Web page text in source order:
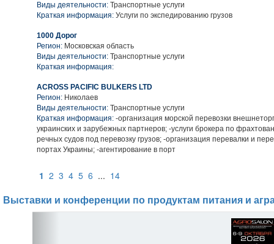
Виды деятельности: Транспортные услуги
Краткая информация: Услуги по экспедированию грузов
1000 Дорог
Регион: Московская область
Виды деятельности: Транспортные услуги
Краткая информация:
ACROSS PACIFIC BULKERS LTD
Регион: Николаев
Виды деятельности: Транспортные услуги
Краткая информация: -организация морской перевозки
украинских и зарубежных партнеров; -услуги брокера по
речных судов под перевозку грузов; -организация перевалки и
портах Украины; -агентирование в порт
1 2 3 4 5 6 ... 14
Выставки и конференции по продуктам питания и